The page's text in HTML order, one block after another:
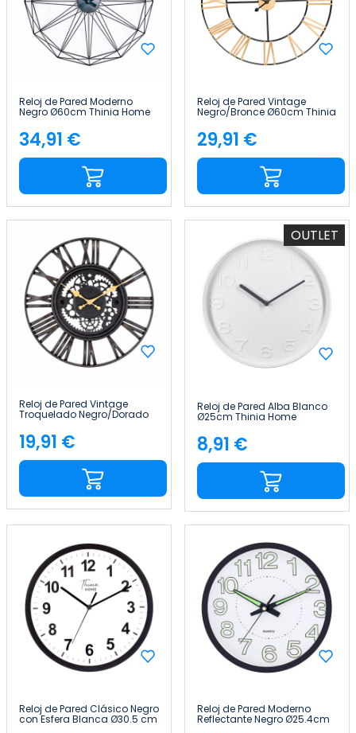
Reloj de Pared Moderno
Negro Ø60cm Thinia Home
Precio
34,91 €
Reloj de Pared Vintage
Negro/Bronce Ø60cm Thinia
Precio
29,91 €
Reloj de Pared Vintage
Troquelado Negro/Dorado
Ø38 cm Thinia Home
Precio
19,91 €
OUTLET
Reloj de Pared Alba Blanco
Ø25cm Thinia Home
Precio
8,91 €
Reloj de Pared Clásico Negro
con Esfera Blanca Ø30.5 cm
Reloj de Pared Moderno
Reflectante Negro Ø25.4cm